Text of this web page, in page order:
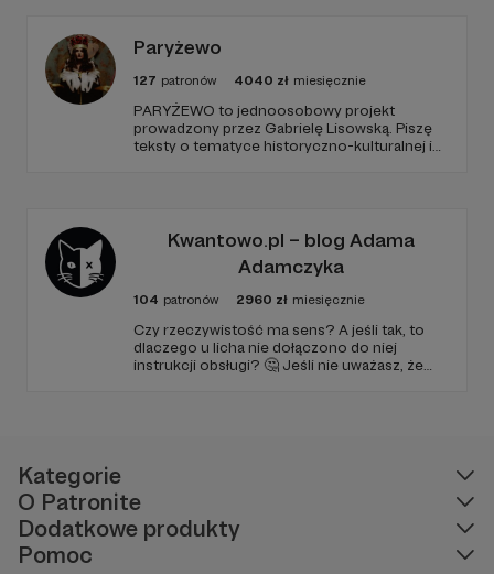
Paryżewo
127 patronów 4040 zł miesięcznie
PARYŻEWO to jednoosobowy projekt
prowadzony przez Gabrielę Lisowską. Piszę
teksty o tematyce historyczno-kulturalnej i
Kwantowo.pl – blog Adama
Adamczyka
104 patronów 2960 zł miesięcznie
Czy rzeczywistość ma sens? A jeśli tak, to
dlaczego u licha nie dołączono do niej
instrukcji obsługi? 🤔 Jeśli nie uważasz, że
Kategorie
O Patronite
Dodatkowe produkty
Pomoc